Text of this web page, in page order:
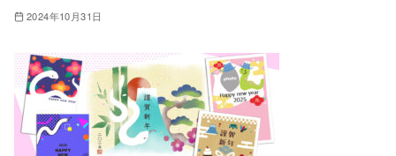
2024年10月31日